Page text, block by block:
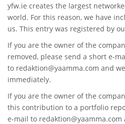
yfw.ie creates the largest
world. For this reason, we have
us. This entry was registered by
If you are the owner of the
removed, please send a short e-
to redaktion@yaamma.com and
immediately.
If you are the owner of the
this contribution to a portfolio
e-mail to redaktion@yaamma.com